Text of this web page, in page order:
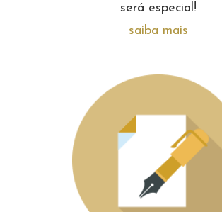
será especial!
saiba mais